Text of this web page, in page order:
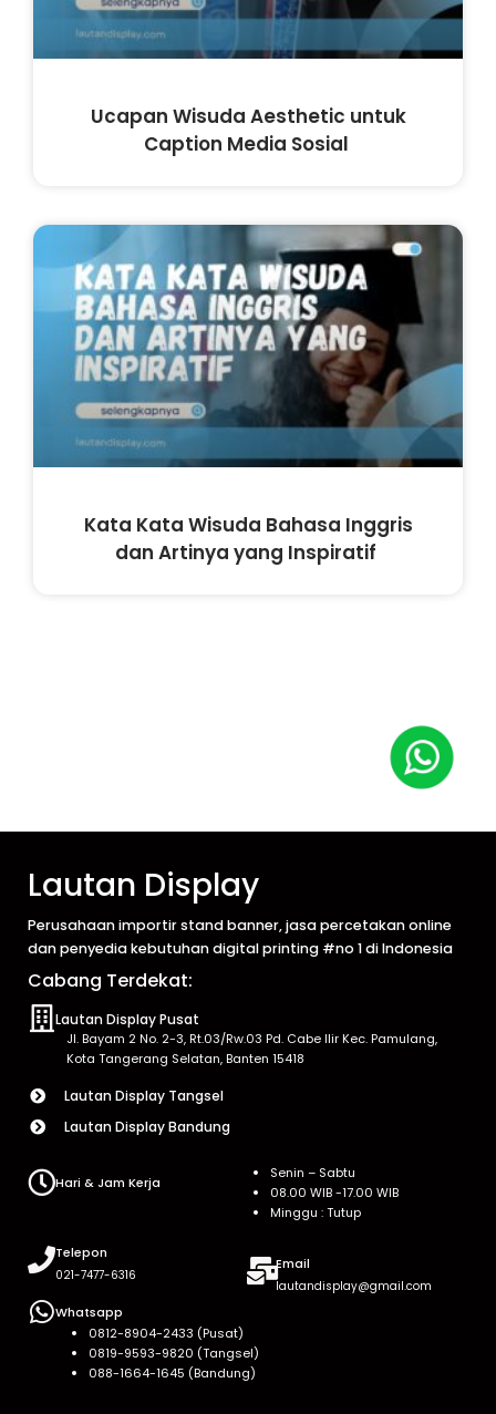
Ucapan Wisuda Aesthetic untuk
Caption Media Sosial
Kata Kata Wisuda Bahasa Inggris
dan Artinya yang Inspiratif
Lautan Display
Perusahaan importir stand banner, jasa percetakan online
dan penyedia kebutuhan digital printing #no 1 di Indonesia
Cabang Terdekat:
Lautan Display Pusat
Jl. Bayam 2 No. 2-3, Rt.03/Rw.03 Pd. Cabe Ilir Kec. Pamulang,
Kota Tangerang Selatan, Banten 15418
Lautan Display Tangsel
Lautan Display Bandung
Hari & Jam Kerja
Senin – Sabtu
08.00 WIB -17.00 WIB
Minggu : Tutup
Telepon
021-7477-6316
Email
lautandisplay@gmail.com
Whatsapp
0812-8904-2433 (Pusat)
0819-9593-9820 (Tangsel)
088-1664-1645 (Bandung)